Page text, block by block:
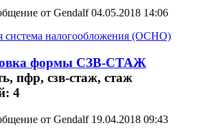
от Gendalf 04.05.2018 14:06
система налогообложения (ОСНО)
формы СЗВ-СТАЖ
от Gendalf 19.04.2018 09:43